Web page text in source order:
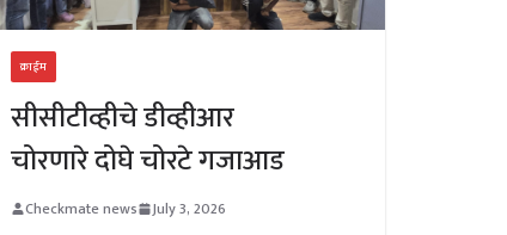
क्राईम
सीसीटीव्हीचे डीव्हीआर
चोरणारे दोघे चोरटे गजाआड
Checkmate news July 3, 2026